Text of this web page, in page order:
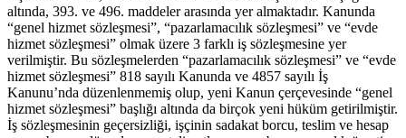
altında, 393. ve 496. maddeler arasında yer almaktadır. Kanunda
“genel hizmet sözleşmesi”, “pazarlamacılık sözleşmesi” ve “evde
hizmet sözleşmesi” olmak üzere 3 farklı iş sözleşmesine yer
verilmiştir. Bu sözleşmelerden “pazarlamacılık sözleşmesi” ve “evde
hizmet sözleşmesi” 818 sayılı Kanunda ve 4857 sayılı İş
Kanunu’nda düzenlenmemiş olup, yeni Kanun çerçevesinde “genel
hizmet sözleşmesi” başlığı altında da birçok yeni hüküm getirilmiştir.
İş sözleşmesinin geçersizliği, işçinin sadakat borcu, teslim ve hesap